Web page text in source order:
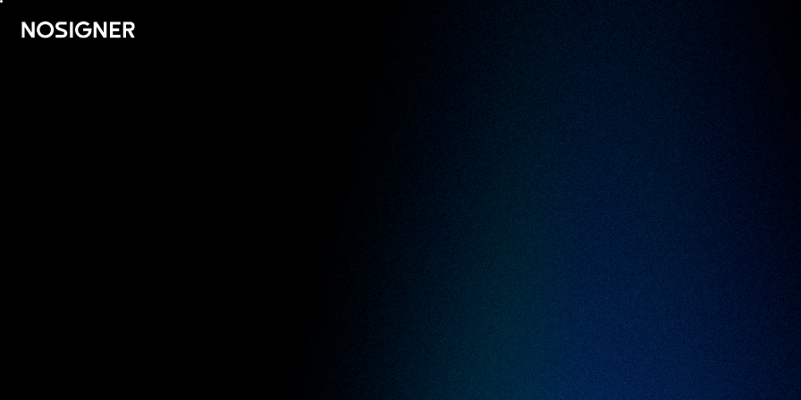
BERANDA